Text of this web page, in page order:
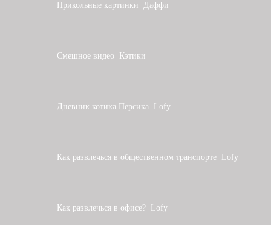
Прикольные картинки Даффи
Смешное видео Кэтики
Дневник котика Персика Lofy
Как развлечься в общественном транспорте Lofy
Как развлечься в офисе? Lofy